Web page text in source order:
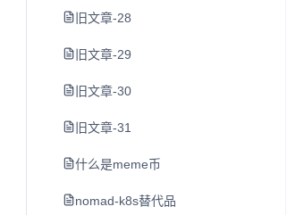
旧文章-28
旧文章-29
旧文章-30
旧文章-31
什么是meme币
nomad-k8s替代品